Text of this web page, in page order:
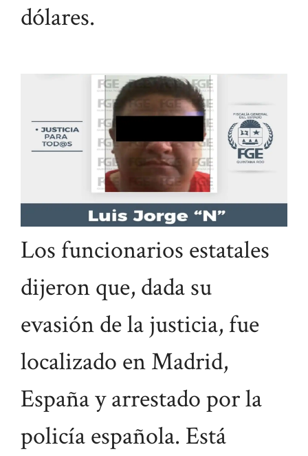
dólares.
Los funcionarios estatales
dijeron que, dada su
evasión de la justicia, fue
localizado en Madrid,
España y arrestado por la
policía española. Está